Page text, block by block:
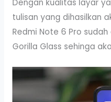
Dengan kualitas layar
tulisan yang dihasilkan
Redmi Note 6 Pro
Gorilla Glass sehinga